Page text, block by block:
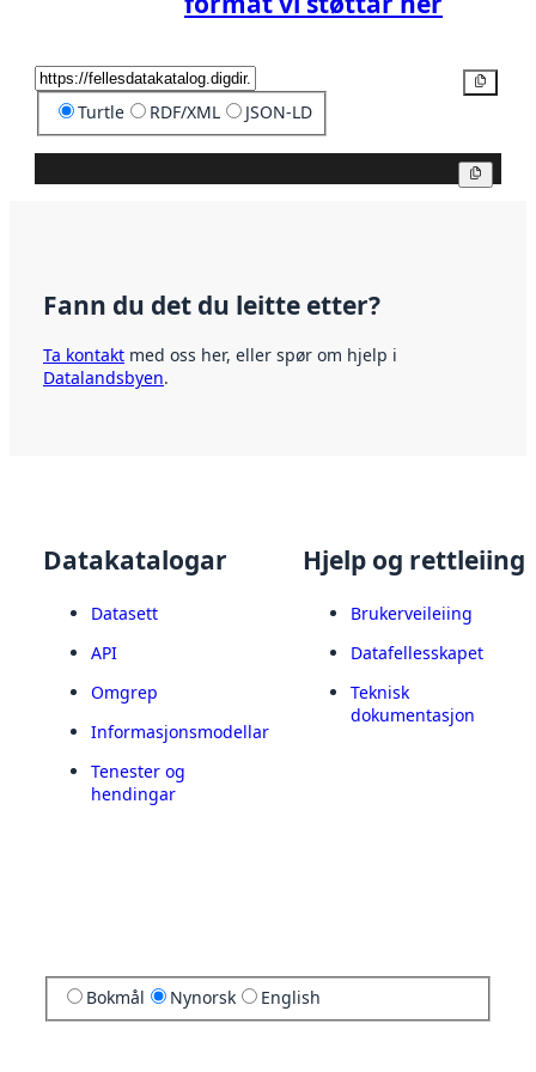
Turtle RDF/XML JSON-LD
Fann du det du leitte etter?
Ta kontakt med oss her, eller spør om hjelp i
Datalandsbyen.
Datakatalogar
Datasett
API
Omgrep
Informasjonsmodellar
Tenester og
hendingar
Hjelp og rettleiing
Brukerveileiing
Datafellesskapet
Teknisk
dokumentasjon
Bokmål Nynorsk English